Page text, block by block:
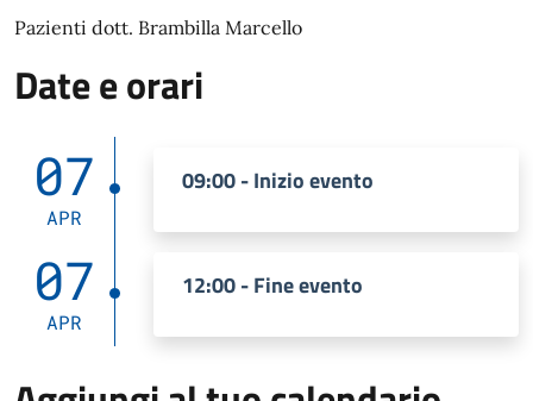
Pazienti dott. Brambilla Marcello
Date e orari
07
APR
09:00 - Inizio evento
07
APR
12:00 - Fine evento